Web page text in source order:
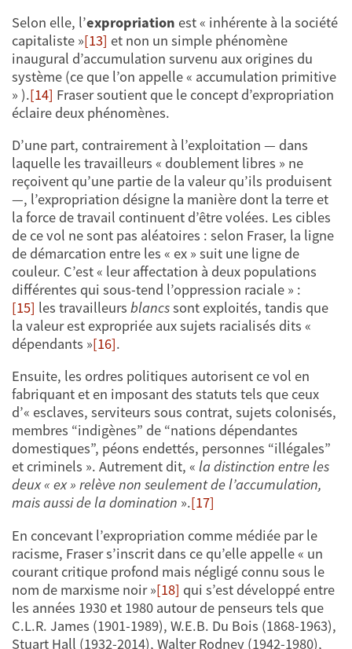
Selon elle, l’expropriation est « inhérente à la société
capitaliste »[13] et non un simple phénomène
inaugural d’accumulation survenu aux origines du
système (ce que l’on appelle « accumulation primitive
» ).[14] Fraser soutient que le concept d’expropriation
éclaire deux phénomènes.
D’une part, contrairement à l’exploitation — dans
laquelle les travailleurs « doublement libres » ne
reçoivent qu’une partie de la valeur qu’ils produisent
—, l’expropriation désigne la manière dont la terre et
la force de travail continuent d’être volées. Les cibles
de ce vol ne sont pas aléatoires : selon Fraser, la ligne
de démarcation entre les « ex » suit une ligne de
couleur. C’est « leur affectation à deux populations
différentes qui sous-tend l’oppression raciale » :
[15] les travailleurs blancssont exploités, tandis que
la valeur est expropriée aux sujets racialisés dits «
dépendants »[16].
Ensuite, les ordres politiques autorisent ce vol en
fabriquant et en imposant des statuts tels que ceux
d’« esclaves, serviteurs sous contrat, sujets colonisés,
membres “indigènes” de “nations dépendantes
domestiques”, péons endettés, personnes “illégales”
et criminels ». Autrement dit, « la distinction entre les
deux « ex » relève non seulement de l’accumulation,
mais aussi de la domination ».[17]
En concevant l’expropriation comme médiée par le
racisme, Fraser s’inscrit dans ce qu’elle appelle « un
courant critique profond mais négligé connu sous le
nom de marxisme noir »[18] qui s’est développé entre
les années 1930 et 1980 autour de penseurs tels que
C.L.R. James (1901-1989), W.E.B. Du Bois (1868-1963),
Stuart Hall (1932-2014), Walter Rodney (1942-1980),